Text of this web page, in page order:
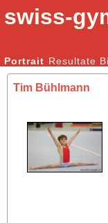
swiss-
Kunstturnen
Portrait Resultate
Tim Bühlmann